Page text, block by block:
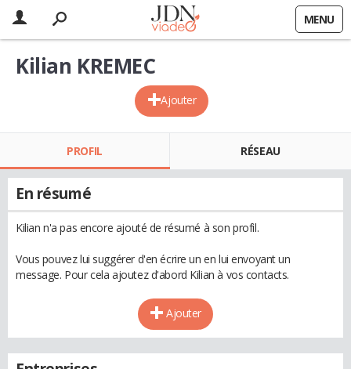
MENU
Ajouter
Kilian KREMEC
PROFIL RÉSEAU
En résumé
Kilian n'a pas encore ajouté de résumé à son profil.
Vous pouvez lui suggérer d'en écrire un en lui envoyant un
message. Pour cela ajoutez d'abord Kilian à vos contacts.
Ajouter